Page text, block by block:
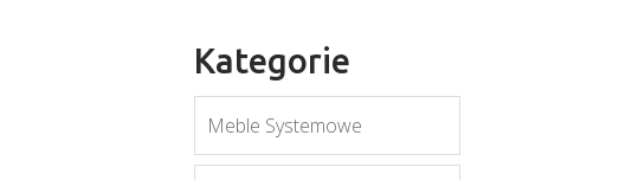
Kategorie
Meble Systemowe